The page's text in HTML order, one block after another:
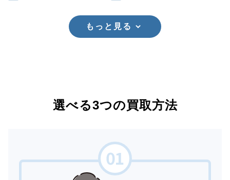
もっと見る
選べる3つの買取方法